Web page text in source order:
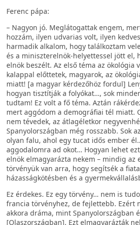
Ferenc pápa:
– Nagyon jó. Meglátogattak engem,
hozzám, ilyen udvarias volt, ilyen
harmadik alkalom, hogy találkoztam
és a miniszterelnök-helyettessel jött el,
elnök beszélt. Az első téma az ökológia
kalappal előttetek, magyarok, az
miatt! [a magyar kérdezőhöz fordul]
hogyan tisztítják a folyókat…, sok
tudtam! Ez volt a fő téma. Aztán
mert aggódom a demográfiai tél miatt.
nem tévedek, az átlagéletkor
Spanyolországban még rosszabb. Sok
olyan falu, ahol egy tucat idős ember
aggodalomra ad okot… Hogyan lehet
elnök elmagyarázta nekem – mindig az
törvényük van arra, hogy segítsék a
házasságkötésben és a
Ez érdekes. Ez egy törvény… nem is
francia törvényhez, de fejlettebb. Ezért
akkora dráma, mint Spanyolországban
[Olaszországban]. Ezt elmagyarázták